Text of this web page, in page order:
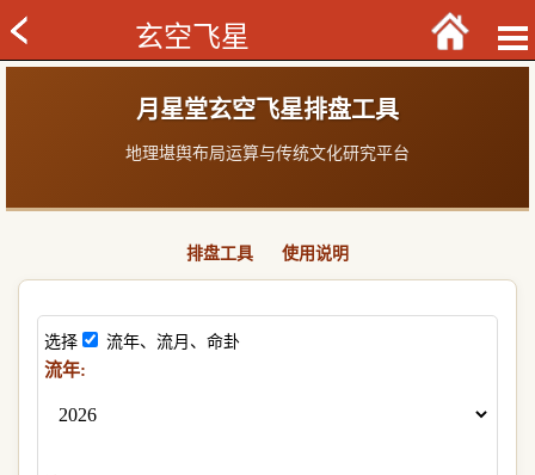
玄空飞星
月星堂玄空飞星排盘工具
地理堪舆布局运算与传统文化研究平台
排盘工具 使用说明
选择 流年、流月、命卦
流年: